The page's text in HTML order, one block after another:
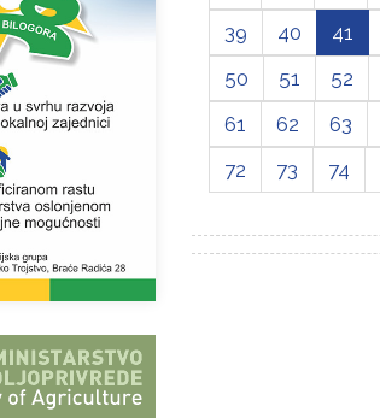
39
40 41
50
51 52
61
62 63
72
73 74